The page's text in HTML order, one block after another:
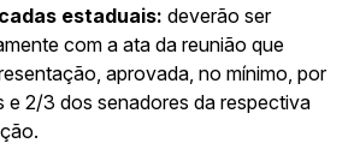
estaduais: deverão ser
com a ata da reunião que
aprovada, no mínimo, por
e 2/3 dos senadores da respectiva